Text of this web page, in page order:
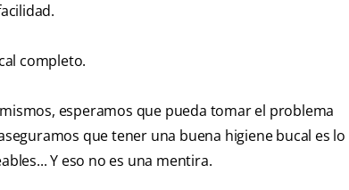
completo.
esperamos que pueda tomar el problema
que tener una buena higiene bucal es lo
Y eso no es una mentira.